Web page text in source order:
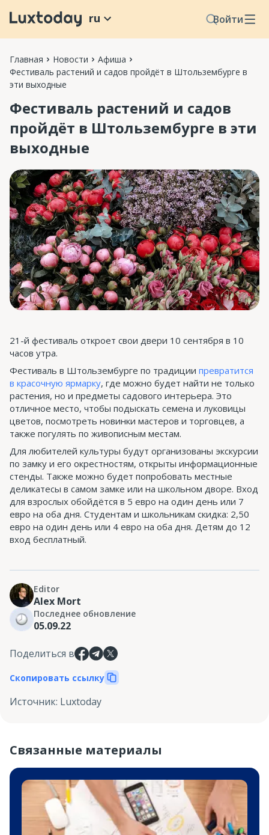
Войти
ru
Главная Новости
Афиша
Фестиваль растений и садов пройдёт в Штользембурге в
эти выходные
Фестиваль растений и садов
пройдёт в Штользембурге в эти
выходные
21-й фестиваль откроет свои двери 10 сентября в 10
часов утра.
Фестиваль в Штользембурге по традиции превратится
в красочную ярмарку, где можно будет найти не только
растения, но и предметы садового интерьера. Это
отличное место, чтобы подыскать семена и луковицы
цветов, посмотреть новинки мастеров и торговцев, а
также погулять по живописным местам.
Для любителей культуры будут организованы экскурсии
по замку и его окрестностям, открыты информационные
стенды. Также можно будет попробовать местные
деликатесы в самом замке или на школьном дворе. Вход
для взрослых обойдётся в 5 евро на один день или 7
евро на оба дня. Студентам и школьникам скидка: 2,50
евро на один день или 4 евро на оба дня. Детям до 12
вход бесплатный.
Editor
Alex Mort
Последнее обновление
05.09.22
Поделиться в
Скопировать ссылку
Источник: Luxtoday
Связанные материалы